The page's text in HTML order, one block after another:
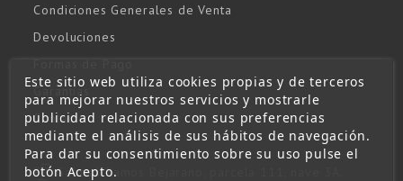
Condiciones Generales de Venta
Devoluciones
Garantías
Contacto
Gabriel Ramos Bejarano, parcela 111, nave 3A.
Este sitio web utiliza cookies propias y de terceros
para mejorar nuestros servicios y mostrarle
publicidad relacionada con sus preferencias
mediante el análisis de sus hábitos de navegación.
Para dar su consentimiento sobre su uso pulse el
botón Acepto.